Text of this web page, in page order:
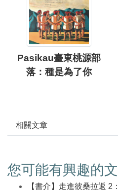
Pasikau臺東桃源部
落：種是為了你
相關文章
您可能有興趣的
【書介】走進彼桑拉返 2